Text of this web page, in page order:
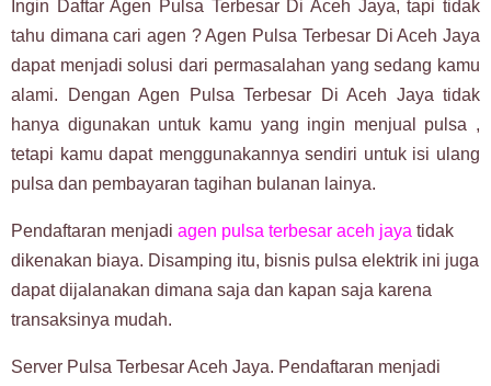
Ingin Daftar Agen Pulsa Terbesar Di Aceh Jaya, tapi tidak
tahu dimana cari agen ? Agen Pulsa Terbesar Di Aceh Jaya
dapat menjadi solusi dari permasalahan yang sedang kamu
alami. Dengan Agen Pulsa Terbesar Di Aceh Jaya tidak
hanya digunakan untuk kamu yang ingin menjual pulsa ,
tetapi kamu dapat menggunakannya sendiri untuk isi ulang
pulsa dan pembayaran tagihan bulanan lainya.
Pendaftaran menjadi agen pulsa terbesar aceh jaya tidak
dikenakan biaya. Disamping itu, bisnis pulsa elektrik ini juga
dapat dijalanakan dimana saja dan kapan saja karena
transaksinya mudah.
Server Pulsa Terbesar Aceh Jaya. Pendaftaran menjadi